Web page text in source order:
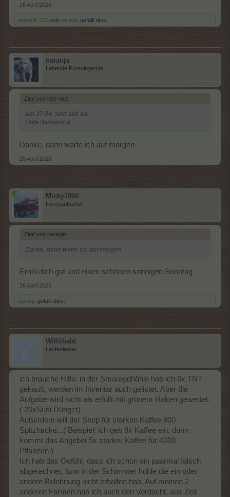
26 April 2026
seewolf-123 und naranja gefällt dies.
naranja
Lebende Forenlegende
Zitat von little-nici: ↑
Am 27.04. sind alle da.
Gute Besserung...
Danke, dann warte ich auf morgen
26 April 2026
Micky1960
Forenaufseher
Zitat von naranja: ↑
Danke, dann warte ich auf morgen
Erhol dich gut und einen schönen sonnigen Sonntag
26 April 2026
naranja gefällt dies.
Willlibald
Laufenlerner
ich brauche Hilfe: in der Smaragdhöhle hab ich 6x TNT
gekauft, werden im Inventar auch gelistet. Aber die
Aufgabe wird nicht als erfüllt mit grünem Haken gewertet.
( 20xSusi Dünger).
Außerdem will der Shop für starken Kaffee 800
Spitzhacke...( Beispiel: ich geb 8x Kaffee ein, dann
kommt das Angebot 5x starker Kaffee für 4000
Pflanzen.)
Ich hab das Gefühl, dass ich schon ein paarmal falsch
abgerechnet, bzw in der Schimmer höhle die ein oder
andere Belohnung nicht erhalten hab. Auf meinen 2
anderen Farmen hab ich auch den Verdacht, aus Zeit